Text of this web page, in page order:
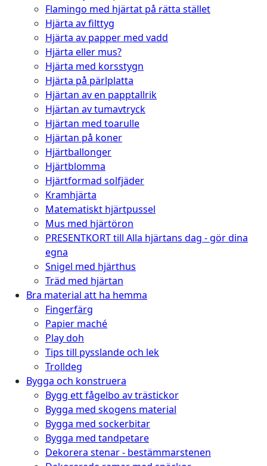
Flamingo med hjärtat på rätta stället
Hjärta av filttyg
Hjärta av papper med vadd
Hjärta eller mus?
Hjärta med korsstygn
Hjärta på pärlplatta
Hjärtan av en papptallrik
Hjärtan av tumavtryck
Hjärtan med toarulle
Hjärtan på koner
Hjärtballonger
Hjärtblomma
Hjärtformad solfjäder
Kramhjärta
Matematiskt hjärtpussel
Mus med hjärtöron
PRESENTKORT till Alla hjärtans dag - gör dina
egna
Snigel med hjärthus
Träd med hjärtan
Bra material att ha hemma
Fingerfärg
Papier maché
Play doh
Tips till pysslande och lek
Trolldeg
Bygga och konstruera
Bygg ett fågelbo av trästickor
Bygga med skogens material
Bygga med sockerbitar
Bygga med tandpetare
Dekorera stenar - bestämmarstenen